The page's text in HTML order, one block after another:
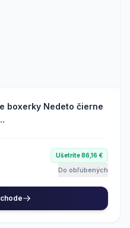
boxerky Nedeto čierne
Ušetríte 86,16 €
Do obľúbených